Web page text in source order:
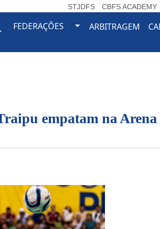
STJDFS CBFS ACADEMY
Dropdown
FEDERAÇÕES Toggle Dropdown
ARBITRAGEM
empatam na Arena